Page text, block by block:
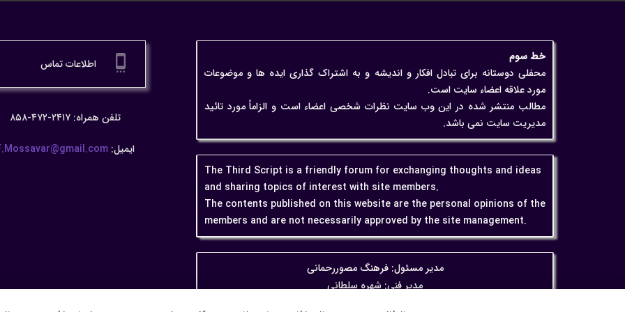
خط سوم
محفلی دوستانه برای تبادل افکار و اندیشه و به اشتراک گذاری ایده ها و موضوعات
مورد علاقه اعضاء سایت است.
مطالب منتشر شده در این وب سایت نظرات شخصی اعضاء است و الزاماً مورد تائید
مدیریت سایت نمی باشد.
The Third Script is a friendly forum for exchanging thoughts and ideas
and sharing topics of interest with site members.
The contents published on this website are the personal opinions of the
members and are not necessarily approved by the site management.
مدیر مسئول: فرهنگ مصوررحمانی
مدیر فنی: شهره سلطانی
settings_cell اطلاعات تماس
تلفن همراه: ۲۴۱۷-۴۷۲-۸۵۸
ایمیل: